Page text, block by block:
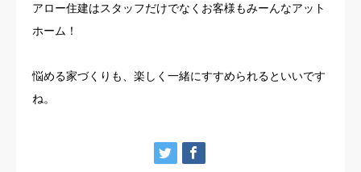
アロー住建はスタッフだけでなくお客様もみーんなアット
ホーム！
悩める家づくりも、楽しく一緒にすすめられるといいです
ね。